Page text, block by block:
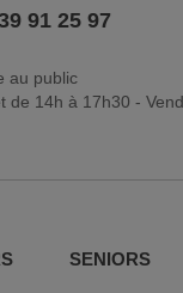
91 25 97
au public
14h à 17h30 -
SENIORS